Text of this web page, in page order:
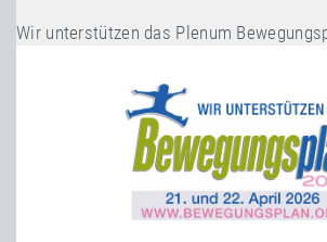
Wir unterstützen das Plenum